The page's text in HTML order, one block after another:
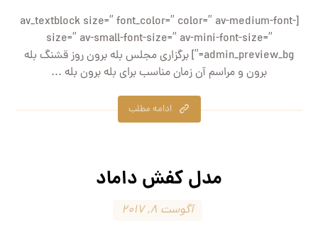
[av_textblock size=” font_color=” color=” av-medium-font-
size=” av-small-font-size=” av-mini-font-size=”
admin_preview_bg=”] برگزاری مجلس بله برون روز قشنگ بله
برون و مراسم آن زمان مناسب برای بله برون بله ...
ادامه مطلب
مدل کفش داماد
آگوست ۸, ۲۰۱۷